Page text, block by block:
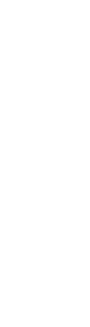
beşinci yıla
getirmediler.
Ölünce
naaşını bize
Rabbimin bir
Dedik ya imtihan.
bol bol dua
rızay-ı
üzerimize…”